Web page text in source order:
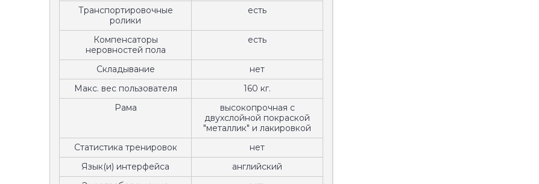
Транспортировочные
ролики
есть
Компенсаторы
неровностей пола
есть
Складывание
нет
Макс. вес пользователя
160 кг.
Рама
высокопрочная с
двухслойной покраской
"металлик" и лакировкой
Статистика тренировок
нет
Язык(и) интерфейса
английский